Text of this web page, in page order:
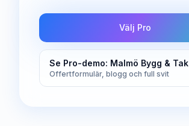
Välj Pro
Se Pro-demo: Malmö Bygg & Tak
Offertformulär, blogg och full svit